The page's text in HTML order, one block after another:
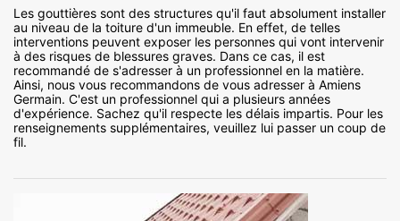
Les gouttières sont des structures qu'il faut absolument installer
au niveau de la toiture d'un immeuble. En effet, de telles
interventions peuvent exposer les personnes qui vont intervenir
à des risques de blessures graves. Dans ce cas, il est
recommandé de s'adresser à un professionnel en la matière.
Ainsi, nous vous recommandons de vous adresser à Amiens
Germain. C'est un professionnel qui a plusieurs années
d'expérience. Sachez qu'il respecte les délais impartis. Pour les
renseignements supplémentaires, veuillez lui passer un coup de
fil.